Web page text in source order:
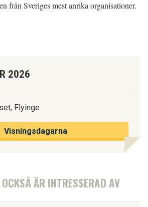
från Sveriges mest anrika organisationer.
2026
Flyinge
Visningsdagarna
ÄR INTRESSERAD AV